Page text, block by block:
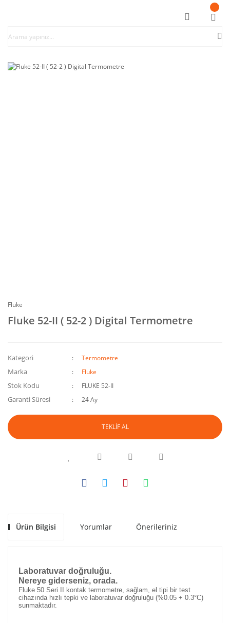
Fluke
Fluke 52-II ( 52-2 ) Digital Termometre
Kategori Termometre
Marka Fluke
Stok Kodu FLUKE 52-II
Garanti Süresi 24 Ay
TEKLİF AL
Ürün Bilgisi Yorumlar Önerileriniz
Laboratuvar doğruluğu.
Nereye giderseniz, orada.
Fluke 50 Seri II kontak termometre, sağlam, el tipi bir test
cihazında hızlı tepki ve laboratuvar doğruluğu (%0.05 + 0.3°C)
sunmaktadır.